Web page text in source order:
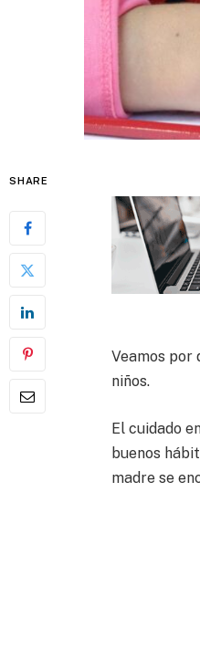
SHARE
Veamos por
niños.
El cuidado
buenos
madre se